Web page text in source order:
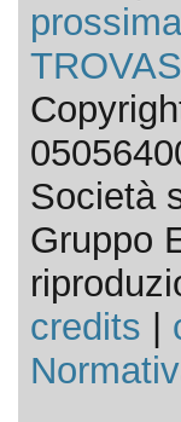
Società
Gruppo
credits